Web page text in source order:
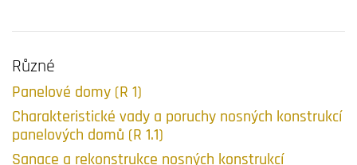
Různé
Panelové domy (R 1)
Charakteristické vady a poruchy nosných konstrukcí
panelových domů (R 1.1)
Sanace a rekonstrukce nosných konstrukcí